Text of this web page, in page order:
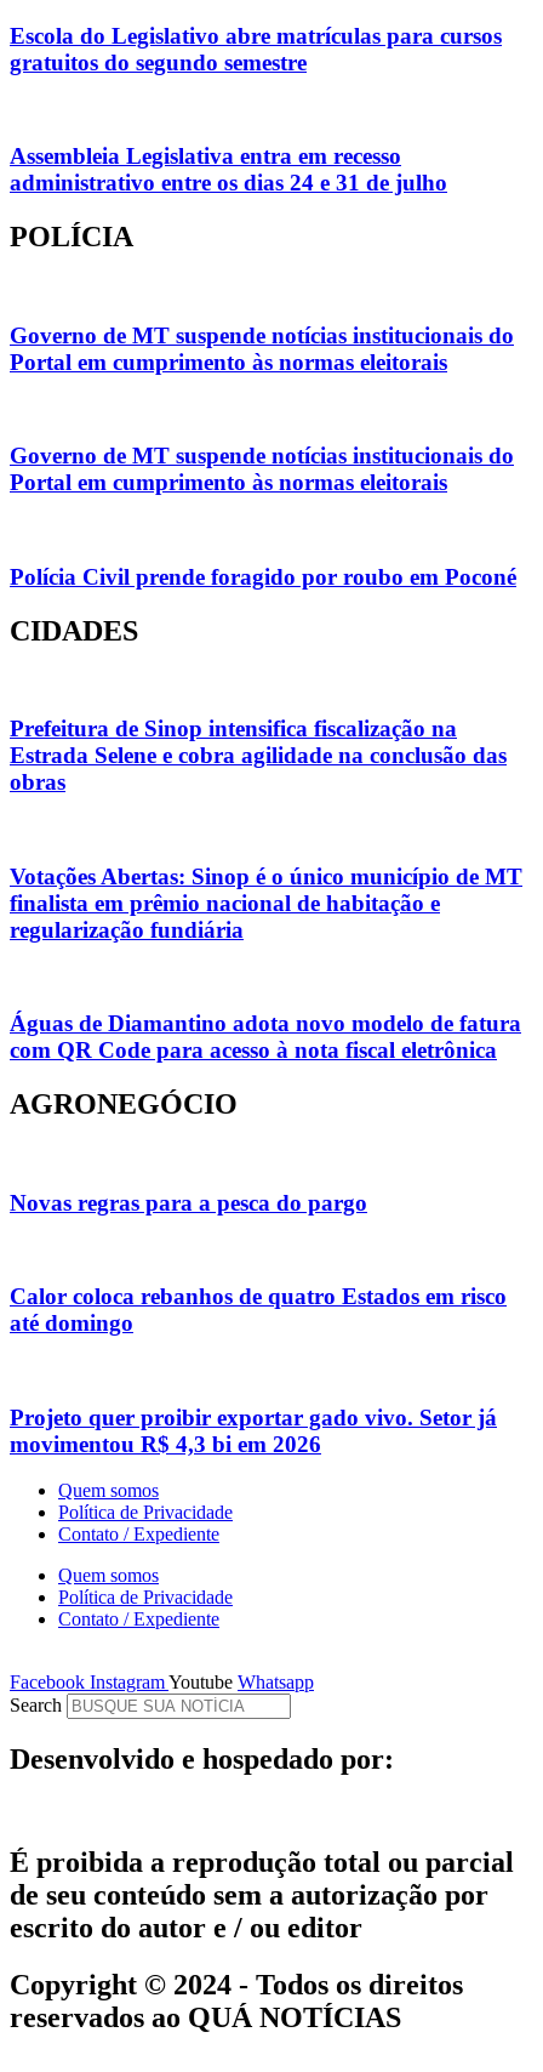
Escola do Legislativo abre matrículas para cursos
gratuitos do segundo semestre
Assembleia Legislativa entra em recesso
administrativo entre os dias 24 e 31 de julho
POLÍCIA
Governo de MT suspende notícias institucionais do
Portal em cumprimento às normas eleitorais
Governo de MT suspende notícias institucionais do
Portal em cumprimento às normas eleitorais
Polícia Civil prende foragido por roubo em Poconé
CIDADES
Prefeitura de Sinop intensifica fiscalização na
Estrada Selene e cobra agilidade na conclusão das
obras
Votações Abertas: Sinop é o único município de MT
finalista em prêmio nacional de habitação e
regularização fundiária
Águas de Diamantino adota novo modelo de fatura
com QR Code para acesso à nota fiscal eletrônica
AGRONEGÓCIO
Novas regras para a pesca do pargo
Calor coloca rebanhos de quatro Estados em risco
até domingo
Projeto quer proibir exportar gado vivo. Setor já
movimentou R$ 4,3 bi em 2026
Quem somos
Política de Privacidade
Contato / Expediente
Quem somos
Política de Privacidade
Contato / Expediente
Facebook InstagramYoutube Whatsapp
Search
Desenvolvido e hospedado por:
É proibida a reprodução total ou parcial
de seu conteúdo sem a autorização por
escrito do autor e / ou editor
Copyright © 2024 - Todos os direitos
reservados ao QUÁ NOTÍCIAS